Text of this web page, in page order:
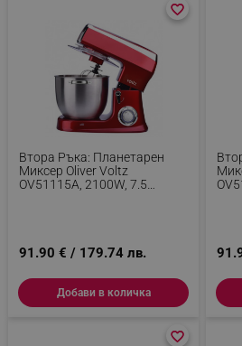
Втора Ръка: Планетарен
Миксер Oliver Voltz
OV51115A, 2100W, 7.5
91.90 € / 179.74 лв.
favorite_border
favorite_border
Добави в количка
favorite_border
favorite_border
rlv_p
rlv_g
rlv_s
rlv_iv
rlv_e_pt
rlv_e
rlv_h_wish
rlv_impersonate_p
rlv_endpoint